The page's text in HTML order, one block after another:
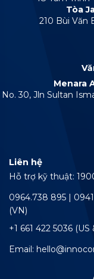
Tòa
210 Bùi Văn
Menara
No. 30, Jln Sultan
Liên hệ
Hỗ trợ kỹ thuật:
0964.738 895 |
(VN)
+1 661 422 5036
Email: